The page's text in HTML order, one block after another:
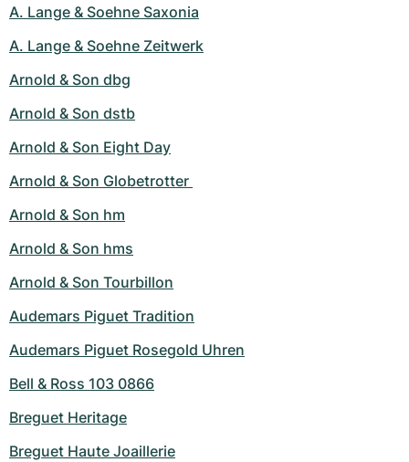
A. Lange & Soehne Saxonia
A. Lange & Soehne Zeitwerk
Arnold & Son dbg
Arnold & Son dstb
Arnold & Son Eight Day
Arnold & Son Globetrotter
Arnold & Son hm
Arnold & Son hms
Arnold & Son Tourbillon
Audemars Piguet Tradition
Audemars Piguet Rosegold Uhren
Bell & Ross 103 0866
Breguet Heritage
Breguet Haute Joaillerie